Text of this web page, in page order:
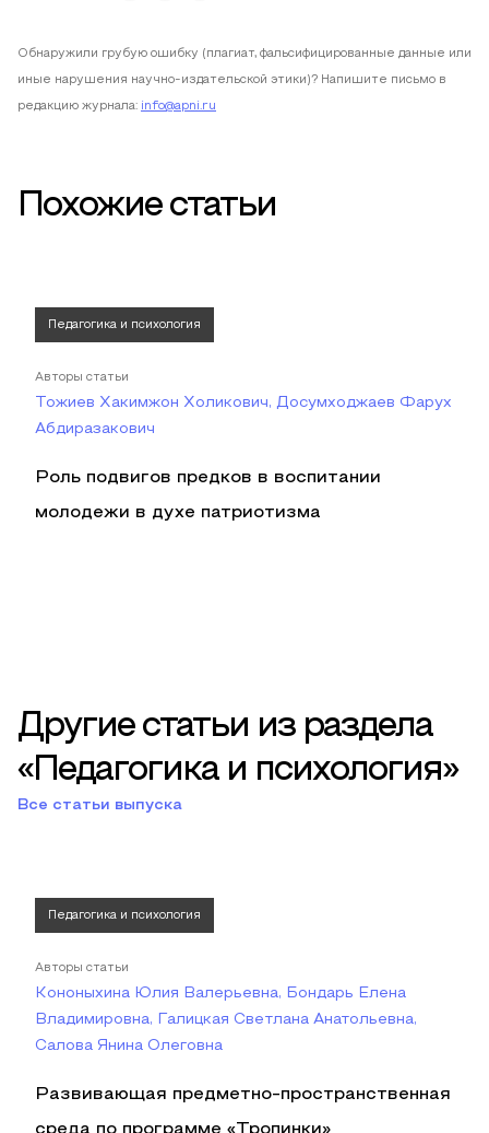
Обнаружили грубую ошибку (плагиат, фальсифицированные данные или
иные нарушения научно-издательской этики)? Напишите письмо в
редакцию журнала: info@apni.ru
Похожие статьи
Педагогика и психология
Авторы статьи
Тожиев Хакимжон Холикович, Досумходжаев Фарух
Абдиразакович
Роль подвигов предков в воспитании
молодежи в духе патриотизма
Другие статьи из раздела
«Педагогика и психология»
Все статьи выпуска
Педагогика и психология
Авторы статьи
Кононыхина Юлия Валерьевна, Бондарь Елена
Владимировна, Галицкая Светлана Анатольевна,
Салова Янина Олеговна
Развивающая предметно-пространственная
среда по программе «Тропинки»